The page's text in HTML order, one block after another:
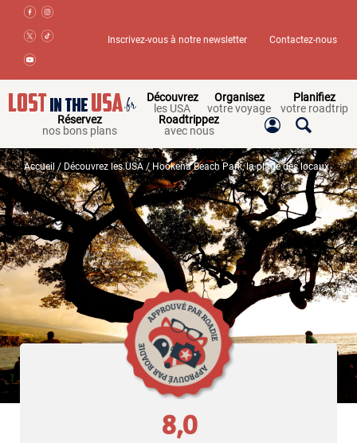
Inscrivez-vous à notre newsletter Contactez-nous
Découvrez
les USA
Organisez
votre voyage
Planifiez
votre roadtrip
Réservez
nos bons plans
Roadtrippez
avec nous
Accueil / Découvrez les USA / Hookena Beach Park, la plage des locaux
8,0